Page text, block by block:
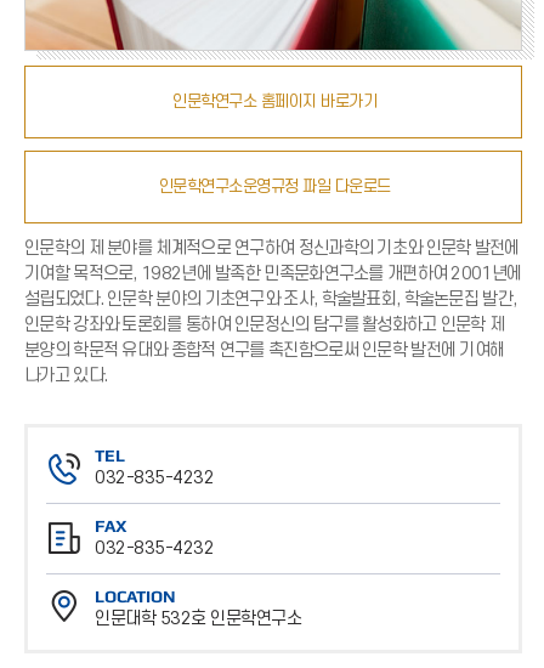
인문학연구소 홈페이지 바로가기
인문학연구소운영규정 파일 다운로드
인문학의 제 분야를 체계적으로 연구하여 정신과학의 기초와 인문학 발전에
기여할 목적으로, 1982년에 발족한 민족문화연구소를 개편하여 2001년에
설립되었다. 인문학 분야의 기초연구와 조사, 학술발표회, 학술논문집 발간,
인문학 강좌와 토론회를 통하여 인문정신의 탐구를 활성화하고 인문학 제
분양의 학문적 유대와 종합적 연구를 촉진함으로써 인문학 발전에 기여해
나가고 있다.
TEL
032-835-4232
전
화
번
호
FAX
032-835-4232
팩
스
번
LOCATION
인문대학 532호 인문학연구소